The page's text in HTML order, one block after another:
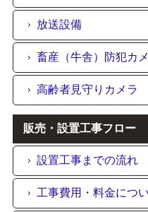
放送設備
畜産（牛舎）防犯カ
高齢者見守りカメラ
販売・設置工事フロー
設置工事までの流れ
工事費用・料金につ